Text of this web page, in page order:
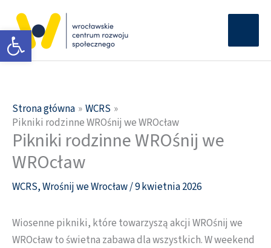
Otwórz pasek narzędzi
treści
Strona główna
WCRS
Pikniki rodzinne WROśnij we WROcław
Pikniki rodzinne WROśnij we
WROcław
WCRS,Wrośnij we Wrocław/9 kwietnia 2026
Wiosenne pikniki, które towarzyszą akcji WROśnij we
WROcław to świetna zabawa dla wszystkich. W weekend